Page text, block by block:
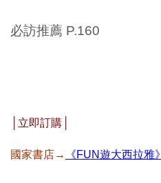
必訪推薦 P.160
│立即訂購│
國家書店→ 《FUN遊大西拉雅》